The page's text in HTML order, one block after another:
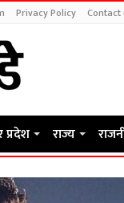
Privacy Policy Contact
प्रदेश राज्य